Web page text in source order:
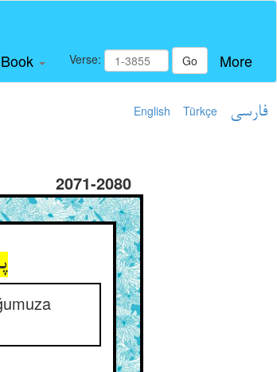
Book Verse: Go More
English Türkçe فارسی
2071-2080